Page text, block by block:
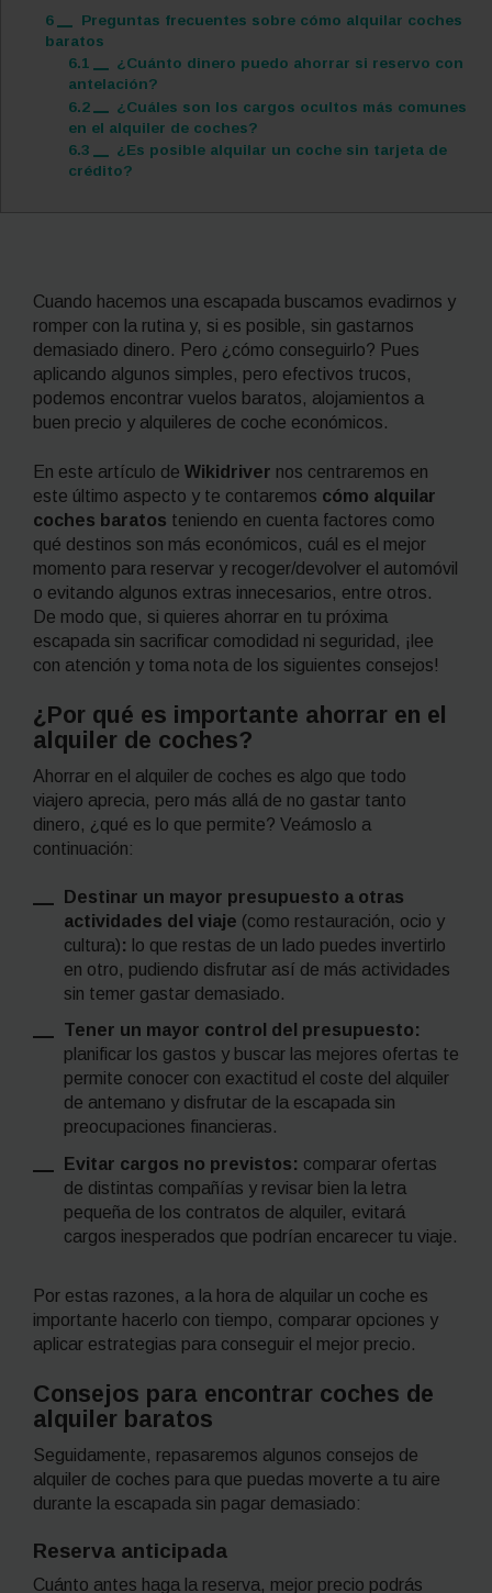
6
Preguntas frecuentes sobre cómo alquilar coches
baratos
6.1
¿Cuánto dinero puedo ahorrar si reservo con
antelación?
6.2
¿Cuáles son los cargos ocultos más comunes
en el alquiler de coches?
6.3
¿Es posible alquilar un coche sin tarjeta de
crédito?
Cuando hacemos una escapada buscamos evadirnos y
romper con la rutina y, si es posible, sin gastarnos
demasiado dinero. Pero ¿cómo conseguirlo? Pues
aplicando algunos simples, pero efectivos trucos,
podemos encontrar vuelos baratos, alojamientos a
buen precio y alquileres de coche económicos.
En este artículo de Wikidriver nos centraremos en
este último aspecto y te contaremos cómo alquilar
coches baratos teniendo en cuenta factores como
qué destinos son más económicos, cuál es el mejor
momento para reservar y recoger/devolver el automóvil
o evitando algunos extras innecesarios, entre otros.
De modo que, si quieres ahorrar en tu próxima
escapada sin sacrificar comodidad ni seguridad, ¡lee
con atención y toma nota de los siguientes consejos!
¿Por qué es importante ahorrar en el
alquiler de coches?
Ahorrar en el alquiler de coches es algo que todo
viajero aprecia, pero más allá de no gastar tanto
dinero, ¿qué es lo que permite? Veámoslo a
continuación:
Destinar un mayor presupuesto a otras
actividades del viaje (como restauración, ocio y
cultura): lo que restas de un lado puedes invertirlo
en otro, pudiendo disfrutar así de más actividades
sin temer gastar demasiado.
Tener un mayor control del presupuesto:
planificar los gastos y buscar las mejores ofertas te
permite conocer con exactitud el coste del alquiler
de antemano y disfrutar de la escapada sin
preocupaciones financieras.
Evitar cargos no previstos: comparar ofertas
de distintas compañías y revisar bien la letra
pequeña de los contratos de alquiler, evitará
cargos inesperados que podrían encarecer tu viaje.
Por estas razones, a la hora de alquilar un coche es
importante hacerlo con tiempo, comparar opciones y
aplicar estrategias para conseguir el mejor precio.
Consejos para encontrar coches de
alquiler baratos
Seguidamente, repasaremos algunos consejos de
alquiler de coches para que puedas moverte a tu aire
durante la escapada sin pagar demasiado:
Reserva anticipada
Cuánto antes haga la reserva, mejor precio podrás